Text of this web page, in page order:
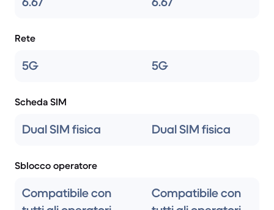
Rete
5G 5G
Scheda SIM
Dual SIM fisica Dual SIM fisica
Sblocco operatore
Compatibile con
Compatibile con